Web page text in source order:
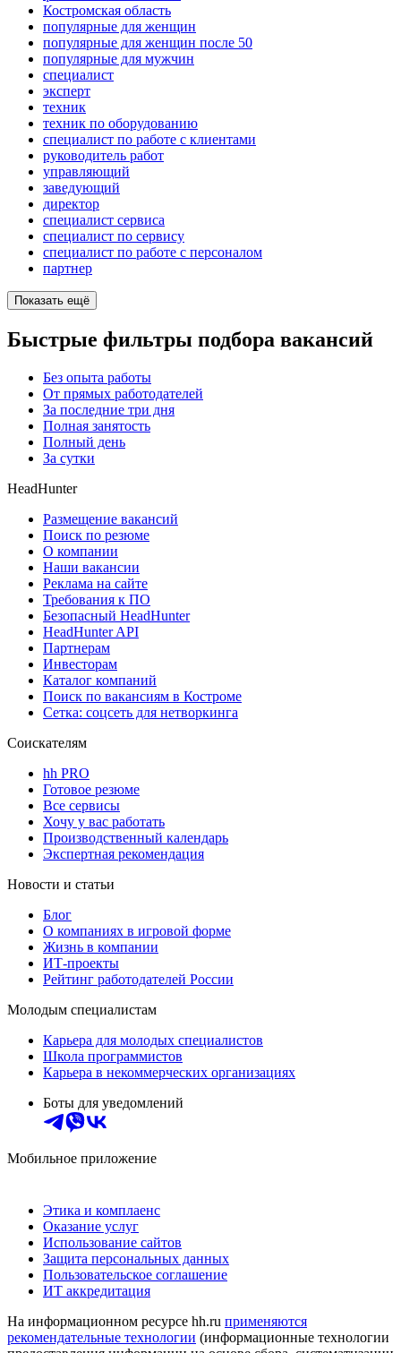
Костромская область
популярные для женщин
популярные для женщин после 50
популярные для мужчин
специалист
эксперт
техник
техник по оборудованию
специалист по работе с клиентами
руководитель работ
управляющий
заведующий
директор
специалист сервиса
специалист по сервису
специалист по работе с персоналом
партнер
Показать ещё
Быстрые фильтры подбора вакансий
Без опыта работы
От прямых работодателей
За последние три дня
Полная занятость
Полный день
За сутки
HeadHunter
Размещение вакансий
Поиск по резюме
О компании
Наши вакансии
Реклама на сайте
Требования к ПО
Безопасный HeadHunter
HeadHunter API
Партнерам
Инвесторам
Каталог компаний
Поиск по вакансиям в Костроме
Сетка: соцсеть для нетворкинга
Соискателям
hh PRO
Готовое резюме
Все сервисы
Хочу у вас работать
Производственный календарь
Экспертная рекомендация
Новости и статьи
Блог
О компаниях в игровой форме
Жизнь в компании
ИТ-проекты
Рейтинг работодателей России
Молодым специалистам
Карьера для молодых специалистов
Школа программистов
Карьера в некоммерческих организациях
Боты для уведомлений
Мобильное приложение
Этика и комплаенс
Оказание услуг
Использование сайтов
Защита персональных данных
Пользовательское соглашение
ИТ аккредитация
На информационном ресурсе hh.ru применяются
рекомендательные технологии (информационные технологии